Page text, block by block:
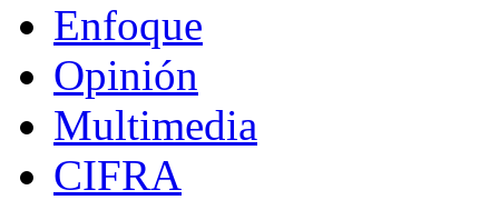
Enfoque
Opinión
Multimedia
CIFRA